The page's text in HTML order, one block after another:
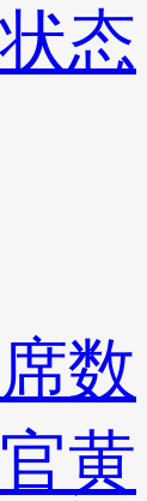
态
数
黄